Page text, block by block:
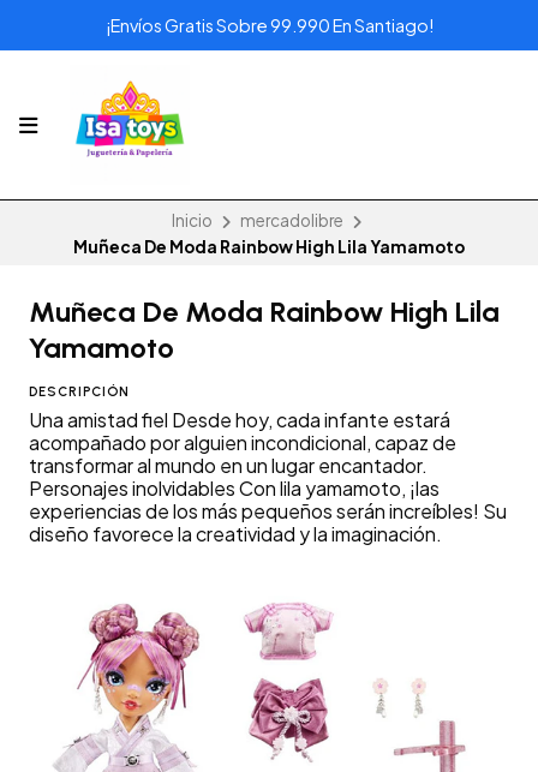
¡Envíos Gratis Sobre 99.990 En Santiago!
Inicio
mercadolibre
Muñeca De Moda Rainbow High Lila Yamamoto
Muñeca De Moda Rainbow High Lila
Yamamoto
DESCRIPCIÓN
Una amistad fiel Desde hoy, cada infante estará
acompañado por alguien incondicional, capaz de
transformar al mundo en un lugar encantador.
Personajes inolvidables Con lila yamamoto, ¡las
experiencias de los más pequeños serán increíbles! Su
diseño favorece la creatividad y la imaginación.